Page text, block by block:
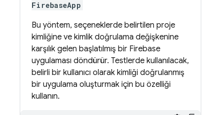
FirebaseApp
Bu yöntem, seçeneklerde belirtilen proje
kimliğine ve kimlik doğrulama değişkenine
karşılık gelen başlatılmış bir Firebase
uygulaması döndürür. Testlerde kullanılacak,
belirli bir kullanıcı olarak kimliği doğrulanmış
bir uygulama oluşturmak için bu özelliği
kullanın.